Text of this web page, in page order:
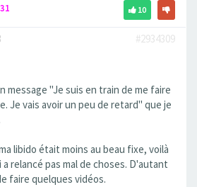
10
#2934309
message "Je suis en train de me faire
Je vais avoir un peu de retard" que je
libido était moins au beau fixe, voilà
relancé pas mal de choses. D'autant
faire quelques vidéos.